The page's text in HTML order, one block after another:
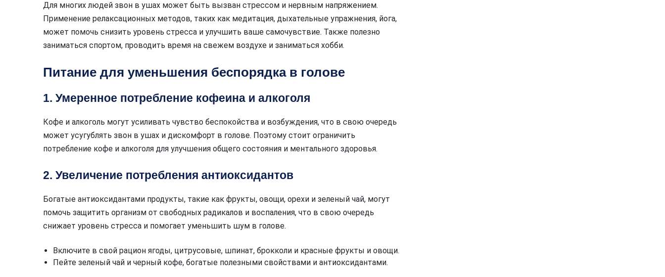
Для многих людей звон в ушах может быть вызван стрессом и нервным напряжением.
Применение релаксационных методов, таких как медитация, дыхательные упражнения, йога,
может помочь снизить уровень стресса и улучшить ваше самочувствие. Также полезно
заниматься спортом, проводить время на свежем воздухе и заниматься хобби.
Питание для уменьшения беспорядка в голове
1. Умеренное потребление кофеина и алкоголя
Кофе и алкоголь могут усиливать чувство беспокойства и возбуждения, что в свою очередь
может усугублять звон в ушах и дискомфорт в голове. Поэтому стоит ограничить
потребление кофе и алкоголя для улучшения общего состояния и ментального здоровья.
2. Увеличение потребления антиоксидантов
Богатые антиоксидантами продукты, такие как фрукты, овощи, орехи и зеленый чай, могут
помочь защитить организм от свободных радикалов и воспаления, что в свою очередь
снижает уровень стресса и помогает уменьшить шум в голове.
Включите в свой рацион ягоды, цитрусовые, шпинат, брокколи и красные фрукты и овощи.
Пейте зеленый чай и черный кофе, богатые полезными свойствами и антиоксидантами.